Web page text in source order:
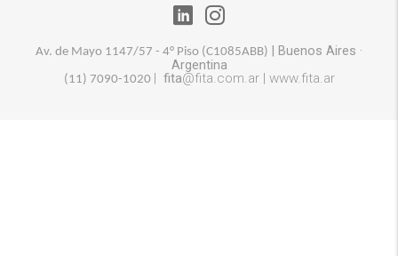
Av. de Mayo 1147/57 - 4° Piso (C1085ABB) | Buenos Aires ·
Argentina
(11) 7090-1020 | fita@fita.com.ar | www.fita.ar